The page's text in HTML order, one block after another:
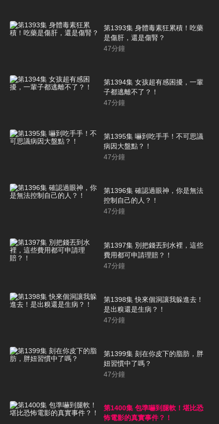
第1393集 身體毒素狂累積！吃藥
是傷肝，還是傷腎？
47分鐘
第1394集 女孩超有感困擾，一輩
子都逃離不了？！
47分鐘
第1395集 嚇到吃手手！不可思議
病因大盤點？！
47分鐘
第1396集 確認過眼神，你是無法
控制自己的人？！
47分鐘
第1397集 別把錢丟到水裡，這些
費用都可申請理賠？！
47分鐘
第1398集 快來個洞讓我躲進去！
是出糗還是生病？！
47分鐘
第1399集 刻在你皮下的脂肪，胖
妞習慣中了嗎？
47分鐘
第1400集 包準嚇到腿軟！堪比恐
怖電影的真實事件？！